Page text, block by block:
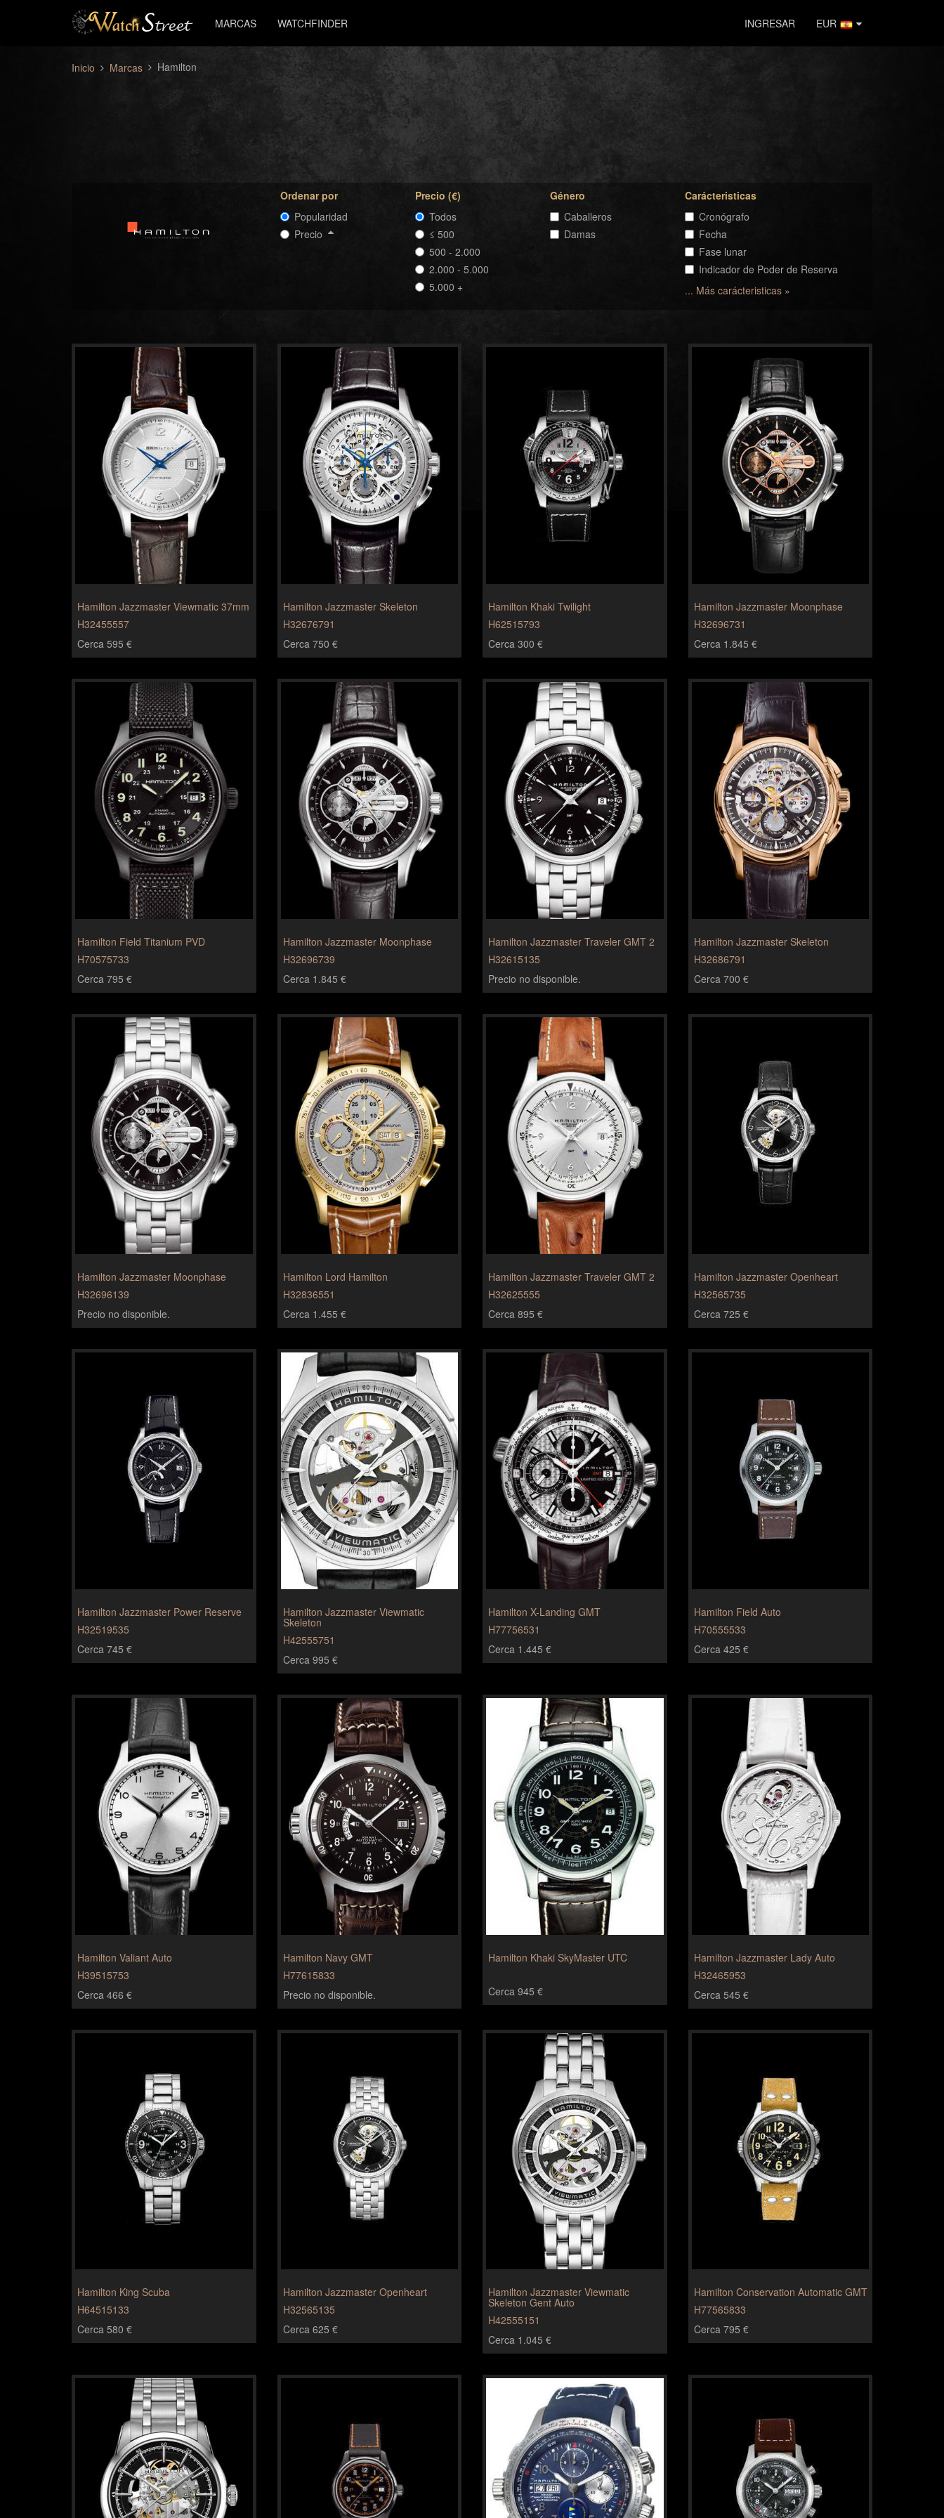
MARCAS WATCHFINDER INGRESAR EUR
Inicio Marcas Hamilton
Ordenar por
Popularidad
Precio
Precio (€)
Todos
≤ 500
500 - 2.000
2.000 - 5.000
5.000 +
Género
Caballeros
Damas
Carácteristicas
Cronógrafo
Fecha
Fase lunar
Indicador de Poder de Reserva
... Más carácteristicas »
Hamilton Jazzmaster Viewmatic 37mm
H32455557
Cerca 595 €
Hamilton Jazzmaster Skeleton
H32676791
Cerca 750 €
Hamilton Khaki Twilight
H62515793
Cerca 300 €
Hamilton Jazzmaster Moonphase
H32696731
Cerca 1.845 €
Hamilton Field Titanium PVD
H70575733
Cerca 795 €
Hamilton Jazzmaster Moonphase
H32696739
Cerca 1.845 €
Hamilton Jazzmaster Traveler GMT 2
H32615135
Precio no disponible.
Hamilton Jazzmaster Skeleton
H32686791
Cerca 700 €
Hamilton Jazzmaster Moonphase
H32696139
Precio no disponible.
Hamilton Lord Hamilton
H32836551
Cerca 1.455 €
Hamilton Jazzmaster Traveler GMT 2
H32625555
Cerca 895 €
Hamilton Jazzmaster Openheart
H32565735
Cerca 725 €
Hamilton Jazzmaster Power Reserve
H32519535
Cerca 745 €
Hamilton Jazzmaster Viewmatic
Skeleton
H42555751
Cerca 995 €
Hamilton X-Landing GMT
H77756531
Cerca 1.445 €
Hamilton Field Auto
H70555533
Cerca 425 €
Hamilton Valiant Auto
H39515753
Cerca 466 €
Hamilton Navy GMT
H77615833
Precio no disponible.
Hamilton Khaki SkyMaster UTC
Cerca 945 €
Hamilton Jazzmaster Lady Auto
H32465953
Cerca 545 €
Hamilton King Scuba
H64515133
Cerca 580 €
Hamilton Jazzmaster Openheart
H32565135
Cerca 625 €
Hamilton Jazzmaster Viewmatic
Skeleton Gent Auto
H42555151
Cerca 1.045 €
Hamilton Conservation Automatic GMT
H77565833
Cerca 795 €